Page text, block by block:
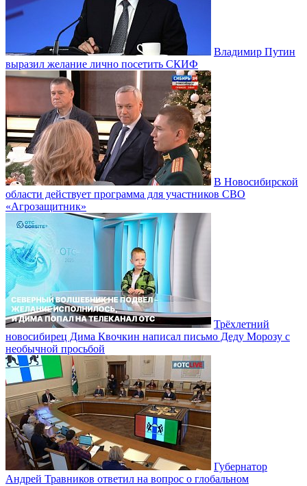
Владимир Путин
выразил желание лично посетить СКИФ
В Новосибирской
области действует программа для участников СВО
«Агрозащитник»
Трёхлетний
новосибирец Дима Квочкин написал письмо Деду Морозу с
необычной просьбой
Губернатор
Андрей Травников ответил на вопрос о глобальном